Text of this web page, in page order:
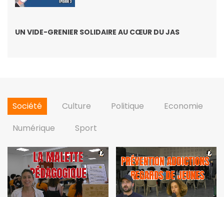
UN VIDE-GRENIER SOLIDAIRE AU CŒUR DU JAS
Société Culture Politique
Economie
Numérique
Sport